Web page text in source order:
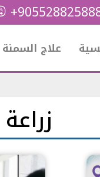
علاج السمنة